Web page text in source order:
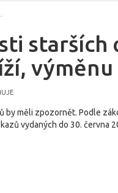
starších
by měli zpozornět. Podle
vydaných do 30. června